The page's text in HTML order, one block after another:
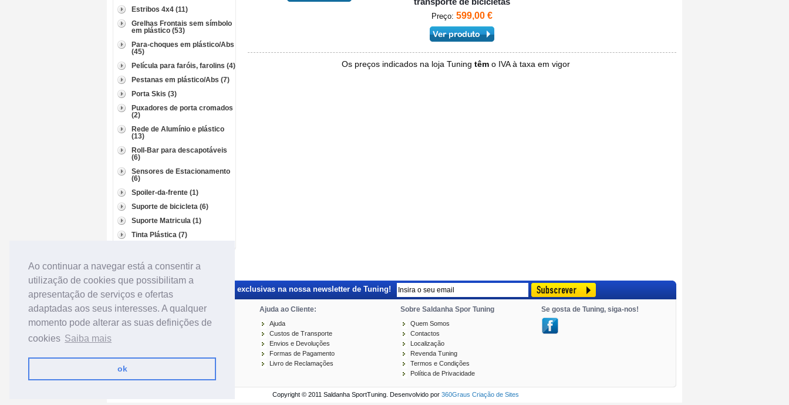
Ao continuar a navegar está a consentir a
utilização de cookies que possibilitam a
apresentação de serviços e ofertas
adaptadas aos seus interesses. A qualquer
momento pode alterar as suas definições de
cookies Saiba mais
ok
Estribos 4x4 (11)
Grelhas Frontais sem símbolo
em plástico (53)
Para-choques em plástico/Abs
(45)
Película para faróis, farolins (4)
Pestanas em plástico/Abs (7)
Porta Skis (3)
Puxadores de porta cromados
(2)
Rede de Alumínio e plástico
(13)
Roll-Bar para descapotáveis
(6)
Sensores de Estacionamento
(6)
Spoiler-da-frente (1)
Suporte de bicicleta (6)
Suporte Matricula (1)
Tinta Plástica (7)
Preço: 599,00 €
Os preços indicados na loja Tuning têmo IVA à taxa em vigor
Receba novidades e promoções exclusivas na nossa newsletter de Tuning!
Categorias de material tuning: Ajuda ao Cliente: Sobre Saldanha Spor Tuning Se gosta de Tuning, siga-nos!
Jantes
Ajuda
Custos de Transporte
Envios e Devoluções
Formas de Pagamento
Livro de Reclamações
Quem Somos
Contactos
Localização
Revenda Tuning
Termos e Condições
Política de Privacidade
Copyright © 2011 Saldanha SportTuning. Desenvolvido por 360Graus Criação de Sites